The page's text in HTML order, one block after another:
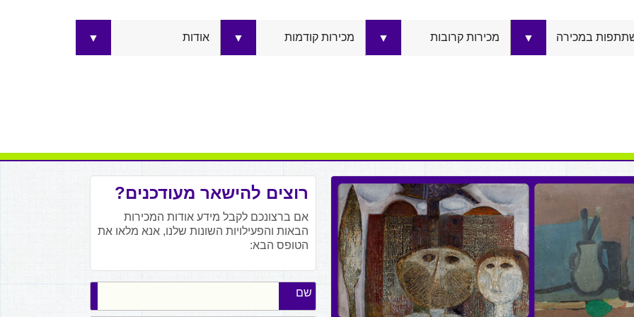
במכירה ▼ מכירות קרובות ▼ מכירות קודמות ▼ אודות ▼
רוצים להישאר מעודכנים?
אם ברצונכם לקבל מידע אודות המכירות
הבאות והפעילויות השונות שלנו, אנא מלאו את
הטופס הבא:
שם